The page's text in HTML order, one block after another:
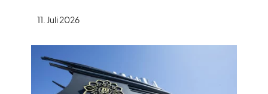
11. Juli 2026